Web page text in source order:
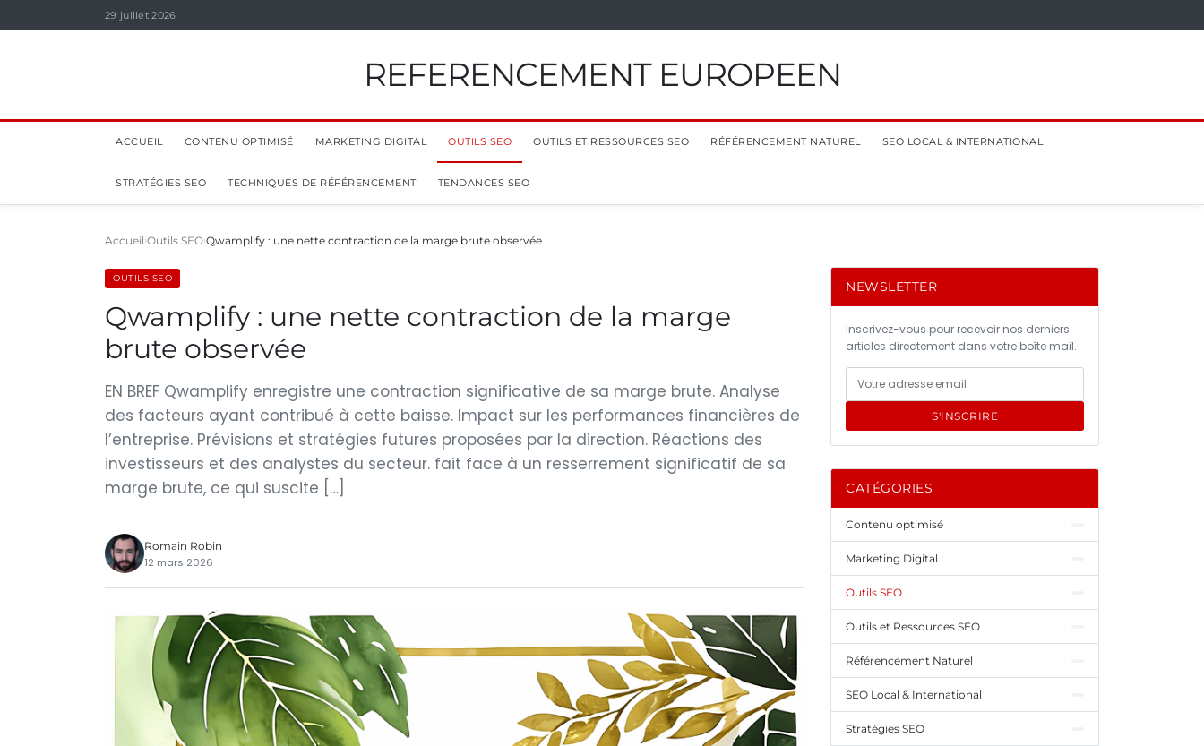
29 juillet 2026
REFERENCEMENT EUROPEEN
ACCUEIL CONTENU OPTIMISÉ MARKETING DIGITAL OUTILS SEO OUTILS ET RESSOURCES SEO RÉFÉRENCEMENT NATUREL SEO LOCAL & INTERNATIONAL
STRATÉGIES SEO TECHNIQUES DE RÉFÉRENCEMENT TENDANCES SEO
Accueil Outils SEO Qwamplify : une nette contraction de la marge brute observée
OUTILS SEO
Qwamplify : une nette contraction de la marge
brute observée
EN BREF Qwamplify enregistre une contraction significative de sa marge brute. Analyse
des facteurs ayant contribué à cette baisse. Impact sur les performances financières de
l’entreprise. Prévisions et stratégies futures proposées par la direction. Réactions des
investisseurs et des analystes du secteur. fait face à un resserrement significatif de sa
marge brute, ce qui suscite […]
Romain Robin
12 mars 2026
NEWSLETTER
Inscrivez-vous pour recevoir nos derniers
articles directement dans votre boîte mail.
S'INSCRIRE
CATÉGORIES
Contenu optimisé
Marketing Digital
Outils SEO
Outils et Ressources SEO
Référencement Naturel
SEO Local & International
Stratégies SEO